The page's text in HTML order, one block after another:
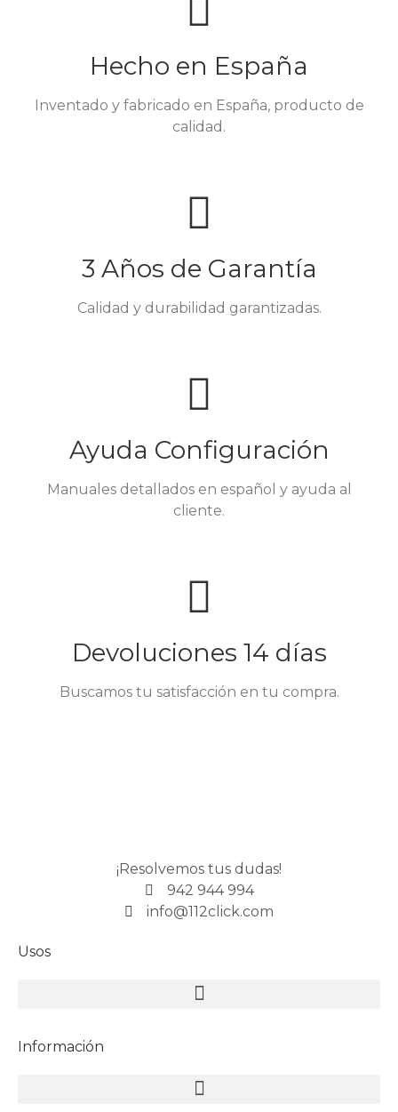
Hecho en España
Inventado y fabricado en España, producto de
calidad.
3 Años de Garantía
Calidad y durabilidad garantizadas.
Ayuda Configuración
Manuales detallados en español y ayuda al
cliente.
Devoluciones 14 días
Buscamos tu satisfacción en tu compra.
¡Resolvemos tus dudas!
942 944 994
info@112click.com
Usos
Información